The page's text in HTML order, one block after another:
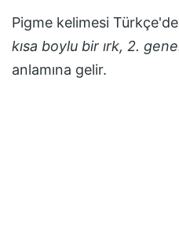
Pigme kelimesi Türkçe'de
kısa boylu bir ırk, 2.
anlamına gelir.